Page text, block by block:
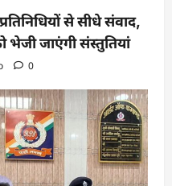
से सीधे संवाद,
जाएंगी संस्तुतियां
0